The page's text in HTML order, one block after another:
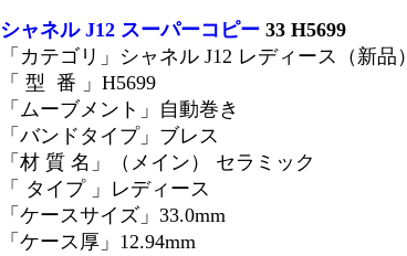
シャネル J12 スーパーコピー 33 H5699
「カテゴリ」シャネル J12 レディース（新品）
「 型 番 」H5699
「ムーブメント」自動巻き
「バンドタイプ」ブレス
「材 質 名」（メイン）
セラミック
「 タイプ 」レディース
「ケースサイズ」33.0mm
「ケース厚」12.94mm